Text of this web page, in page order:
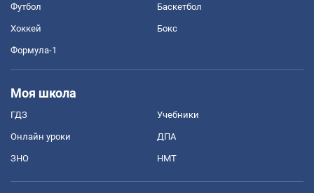
Футбол Баскетбол
Хоккей Бокс
Формула-1
Моя школа
ГДЗ Учебники
Онлайн уроки ДПА
ЗНО НМТ